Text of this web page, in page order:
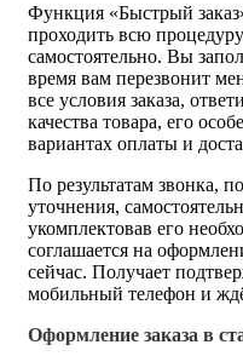
Функция «Быстрый
проходить всю
самостоятельно. Вы
время вам перезвонит
все условия заказа,
качества товара, его
вариантах оплаты и
По результатам звонка,
уточнения,
укомплектовав его
соглашается на
сейчас. Получает
мобильный телефон и
Оформление заказа в